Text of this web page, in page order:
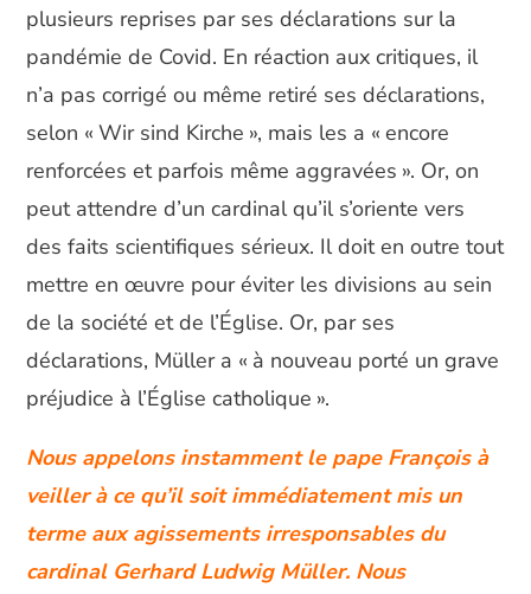
plusieurs reprises par ses déclarations sur la
pandémie de Covid. En réaction aux critiques, il
n’a pas corrigé ou même retiré ses déclarations,
selon « Wir sind Kirche », mais les a « encore
renforcées et parfois même aggravées ». Or, on
peut attendre d’un cardinal qu’il s’oriente vers
des faits scientifiques sérieux. Il doit en outre tout
mettre en œuvre pour éviter les divisions au sein
de la société et de l’Église. Or, par ses
déclarations, Müller a « à nouveau porté un grave
préjudice à l’Église catholique ».
Nous appelons instamment le pape François à
veiller à ce qu’il soit immédiatement mis un
terme aux agissements irresponsables du
cardinal Gerhard Ludwig Müller. Nous